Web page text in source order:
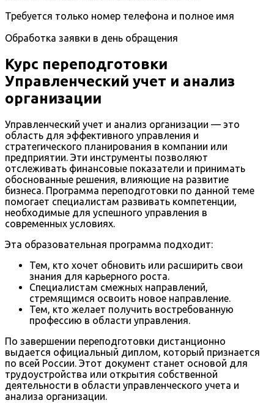
Требуется только номер телефона и полное имя
Обработка заявки в день обращения
Курс переподготовки
Управленческий учет и анализ
организации
Управленческий учет и анализ организации — это
область для эффективного управления и
стратегического планирования в компании или
предприятии. Эти инструменты позволяют
отслеживать финансовые показатели и принимать
обоснованные решения, влияющие на развитие
бизнеса. Программа переподготовки по данной теме
помогает специалистам развивать компетенции,
необходимые для успешного управления в
современных условиях.
Эта образовательная программа подходит:
Тем, кто хочет обновить или расширить свои
знания для карьерного роста.
Специалистам смежных направлений,
стремящимся освоить новое направление.
Тем, кто желает получить востребованную
профессию в области управления.
По завершении переподготовки дистанционно
выдается официальный диплом, который признается
по всей России. Этот документ станет основой для
трудоустройства или открытия собственной
деятельности в области управленческого учета и
анализа организации.